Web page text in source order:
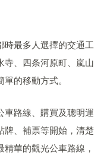
時最多人選擇的交通工
寺、四条河原町、嵐山
的移動方式。
車路線、購買及聰明運
牌、補票等開始，清楚
華的觀光公車路線，